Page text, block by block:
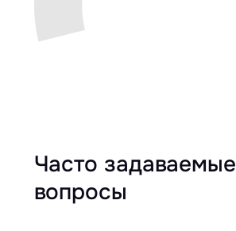
Часто задаваемые
вопросы